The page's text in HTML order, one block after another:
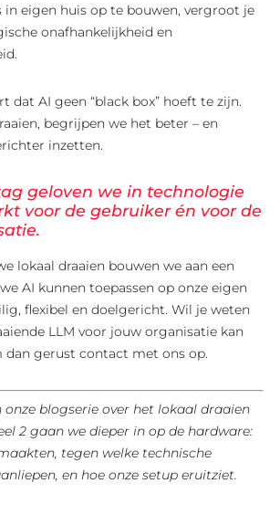
in eigen huis op te bouwen, vergroot je
onafhankelijkheid en
dat AI geen “black box” hoeft te zijn.
begrijpen we het beter – en
inzetten.
geloven we in technologie
voor de gebruiker én voor de
lokaal draaien bouwen we aan een
AI kunnen toepassen op onze eigen
flexibel en doelgericht. Wil je weten
LLM voor jouw organisatie kan
dan gerust contact met ons op.
onze blogserie over het lokaal draaien
2 gaan we dieper in op de hardware:
tegen welke technische
en hoe onze setup eruitziet.